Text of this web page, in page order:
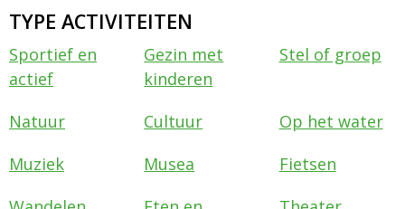
TYPE ACTIVITEITEN
Sportief en
actief
Gezin met
kinderen
Stel of groep
Natuur Cultuur
Op het water
Muziek
Musea
Fietsen